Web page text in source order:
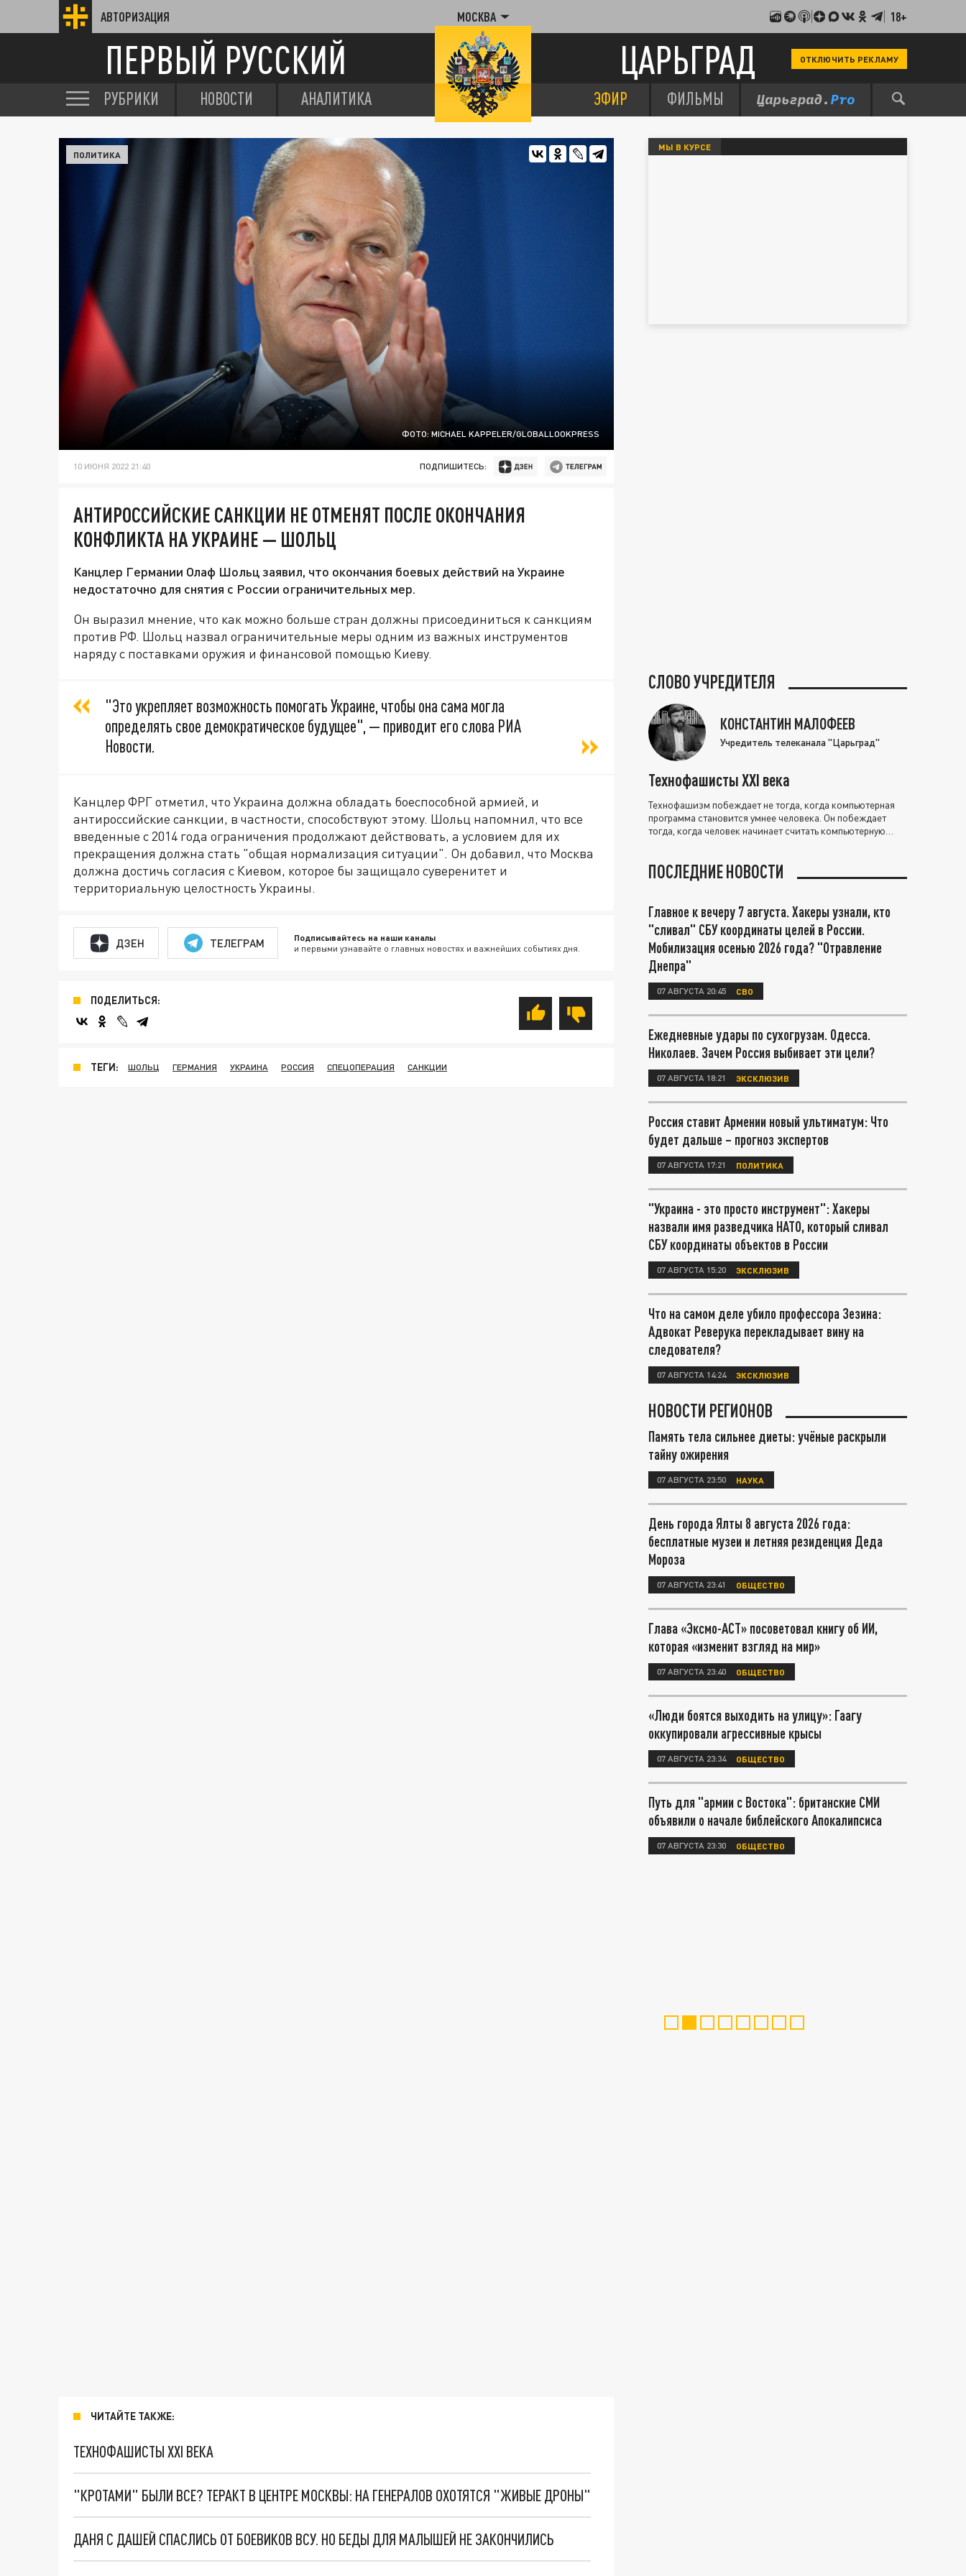
АВТОРИЗАЦИЯ МОСКВА 18+
ПЕРВЫЙ РУССКИЙ ЦАРЬГРАД ОТКЛЮЧИТЬ РЕКЛАМУ
РУБРИКИ НОВОСТИ АНАЛИТИКА ЭФИР ФИЛЬМЫ
ФОТО: MICHAEL KAPPELER/GLOBALLOOKPRESS
ПОЛИТИКА
10 ИЮНЯ 2022 21:40 ПОДПИШИТЕСЬ:
АНТИРОССИЙСКИЕ САНКЦИИ НЕ ОТМЕНЯТ ПОСЛЕ ОКОНЧАНИЯ
КОНФЛИКТА НА УКРАИНЕ — ШОЛЬЦ
Канцлер Германии Олаф Шольц заявил, что окончания боевых действий на Украине
недостаточно для снятия с России ограничительных мер.
Он выразил мнение, что как можно больше стран должны присоединиться к санкциям
против РФ. Шольц назвал ограничительные меры одним из важных инструментов
наряду с поставками оружия и финансовой помощью Киеву.
"Это укрепляет возможность помогать Украине, чтобы она сама могла
определять свое демократическое будущее", — приводит его слова РИА
Новости.
Канцлер ФРГ отметил, что Украина должна обладать боеспособной армией, и
антироссийские санкции, в частности, способствуют этому. Шольц напомнил, что все
введенные с 2014 года ограничения продолжают действовать, а условием для их
прекращения должна стать "общая нормализация ситуации". Он добавил, что Москва
должна достичь согласия с Киевом, которое бы защищало суверенитет и
территориальную целостность Украины.
ДЗЕН ТЕЛЕГРАМ Подписывайтесь на наши каналы
и первыми узнавайте о главных новостях и важнейших событиях дня.
ПОДЕЛИТЬСЯ:
ТЕГИ: ШОЛЬЦ ГЕРМАНИЯ УКРАИНА РОССИЯ СПЕЦОПЕРАЦИЯ САНКЦИИ
ЧИТАЙТЕ ТАКЖЕ:
ТЕХНОФАШИСТЫ XXI ВЕКА
"КРОТАМИ" БЫЛИ ВСЕ? ТЕРАКТ В ЦЕНТРЕ МОСКВЫ: НА ГЕНЕРАЛОВ ОХОТЯТСЯ "ЖИВЫЕ ДРОНЫ"
ДАНЯ С ДАШЕЙ СПАСЛИСЬ ОТ БОЕВИКОВ ВСУ. НО БЕДЫ ДЛЯ МАЛЫШЕЙ НЕ ЗАКОНЧИЛИСЬ
МЫ В КУРСЕ
СЛОВО УЧРЕДИТЕЛЯ
КОНСТАНТИН МАЛОФЕЕВ
Учредитель телеканала "Царьград"
Технофашисты XXI века
Технофашизм побеждает не тогда, когда компьютерная
программа становится умнее человека. Он побеждает
тогда, когда человек начинает считать компьютерную
ПОСЛЕДНИЕ НОВОСТИ
Главное к вечеру 7 августа. Хакеры узнали, кто
"сливал" СБУ координаты целей в России.
Мобилизация осенью 2026 года? "Отравление
Днепра"
07 АВГУСТА 20:45 СВО
Ежедневные удары по сухогрузам. Одесса.
Николаев. Зачем Россия выбивает эти цели?
07 АВГУСТА 18:21 ЭКСКЛЮЗИВ
Россия ставит Армении новый ультиматум: Что
будет дальше – прогноз экспертов
07 АВГУСТА 17:21 ПОЛИТИКА
"Украина - это просто инструмент": Хакеры
назвали имя разведчика НАТО, который сливал
СБУ координаты объектов в России
07 АВГУСТА 15:20 ЭКСКЛЮЗИВ
Что на самом деле убило профессора Зезина:
Адвокат Реверука перекладывает вину на
следователя?
07 АВГУСТА 14:24 ЭКСКЛЮЗИВ
НОВОСТИ РЕГИОНОВ
Память тела сильнее диеты: учёные раскрыли
тайну ожирения
07 АВГУСТА 23:50 НАУКА
День города Ялты 8 августа 2026 года:
бесплатные музеи и летняя резиденция Деда
Мороза
07 АВГУСТА 23:41 ОБЩЕСТВО
Глава «Эксмо-АСТ» посоветовал книгу об ИИ,
которая «изменит взгляд на мир»
07 АВГУСТА 23:40 ОБЩЕСТВО
«Люди боятся выходить на улицу»: Гаагу
оккупировали агрессивные крысы
07 АВГУСТА 23:34 ОБЩЕСТВО
Путь для "армии с Востока": британские СМИ
объявили о начале библейского Апокалипсиса
07 АВГУСТА 23:30 ОБЩЕСТВО